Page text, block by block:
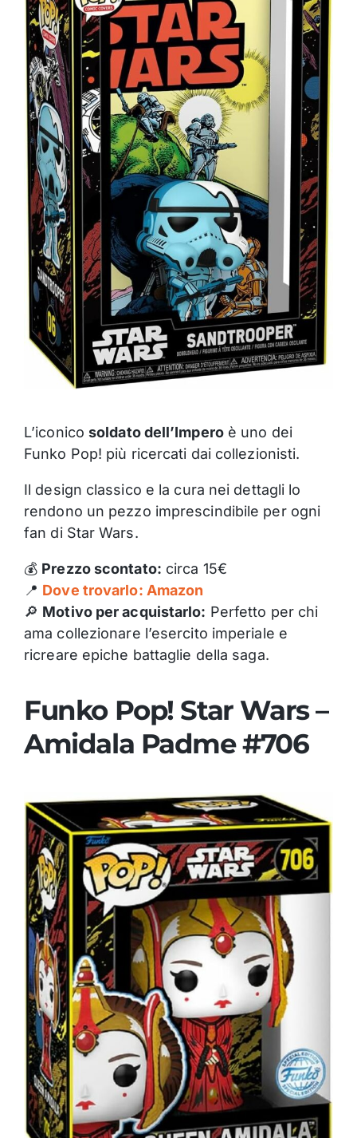
L’iconico soldato dell’Imperoè uno dei
Funko Pop! più ricercati dai collezionisti.
Il design classico e la cura nei dettagli lo
rendono un pezzo imprescindibile per ogni
fan di Star Wars.
💰 Prezzo scontato: circa 15€
📍 Dove trovarlo: Amazon
🔎 Motivo per acquistarlo: Perfetto per chi
ama collezionare l’esercito imperiale e
ricreare epiche battaglie della saga.
Funko Pop! Star Wars –
Amidala Padme #706